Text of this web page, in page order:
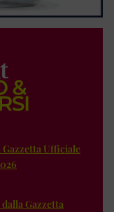
Ufficiale
Gazzetta